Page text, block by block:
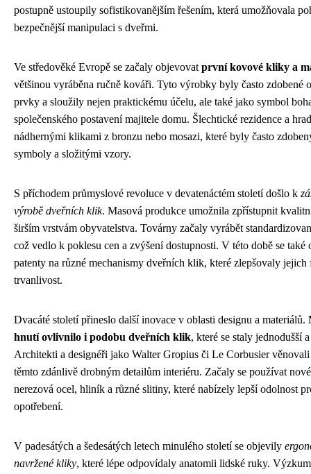
postupně ustoupily sofistikovanějším řešením, která umožňovala
bezpečnější manipulaci s dveřmi.
Ve středověké Evropě se začaly objevovat první kovové kliky a
většinou vyráběna ručně kováři. Tyto výrobky byly často zdobené
prvky a sloužily nejen praktickému účelu, ale také jako symbol
společenského postavení majitele domu. Šlechtické rezidence a
nádhernými klikami z bronzu nebo mosazi, které byly často
symboly a složitými vzory.
S příchodem průmyslové revoluce v devatenáctém století došlo k
výrobě dveřních klik. Masová produkce umožnila zpřístupnit
širším vrstvám obyvatelstva. Továrny začaly vyrábět
což vedlo k poklesu cen a zvýšení dostupnosti. V této době se
patenty na různé mechanismy dveřních klik, které zlepšovaly jejich
trvanlivost.
Dvacáté století přineslo další inovace v oblasti designu a materiálů.
hnutí ovlivnilo i podobu dveřních klik, které se staly jednodušší
Architekti a designéři jako Walter Gropius či Le Corbusier
těmto zdánlivě drobným detailům interiéru. Začaly se používat
nerezová ocel, hliník a různé slitiny, které nabízely lepší odolnost
opotřebení.
V padesátých a šedesátých letech minulého století se objevily
navržené kliky, které lépe odpovídaly anatomii lidské ruky.